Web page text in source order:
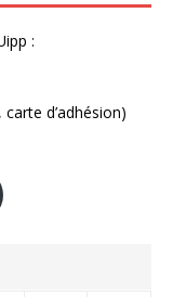
:
d’adhésion)